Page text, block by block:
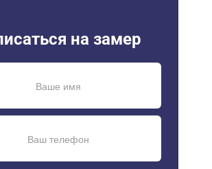
на замер